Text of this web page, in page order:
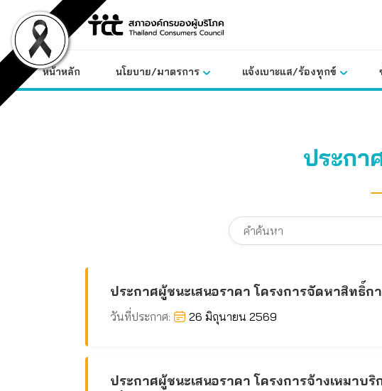
content
หน้าหลัก นโยบาย/มาตรการ แจ้งเบาะแส/ร้องทุกข์
ประกา
ประกาศผู้ชนะเสนอราคา โครงการจัดหาสิทธิ์ก
วันที่ประกาศ: 26 มิถุนายน 2569
ประกาศผู้ชนะเสนอราคา โครงการจ้างเหมา